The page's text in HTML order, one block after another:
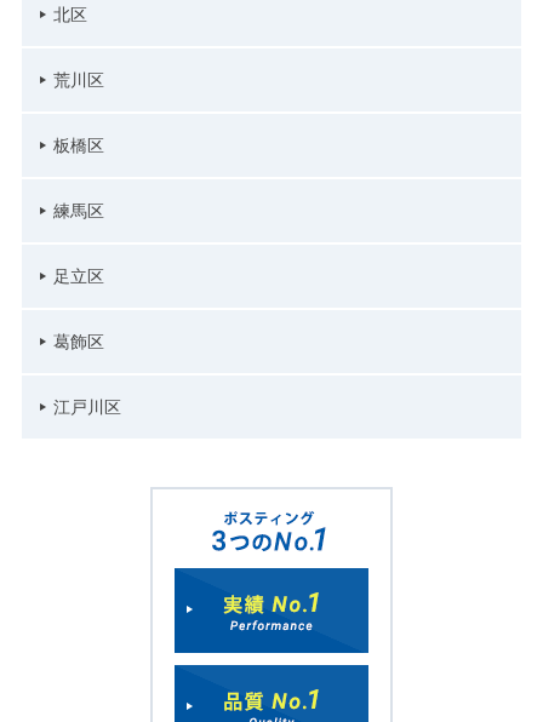
北区
荒川区
板橋区
練馬区
足立区
葛飾区
江戸川区